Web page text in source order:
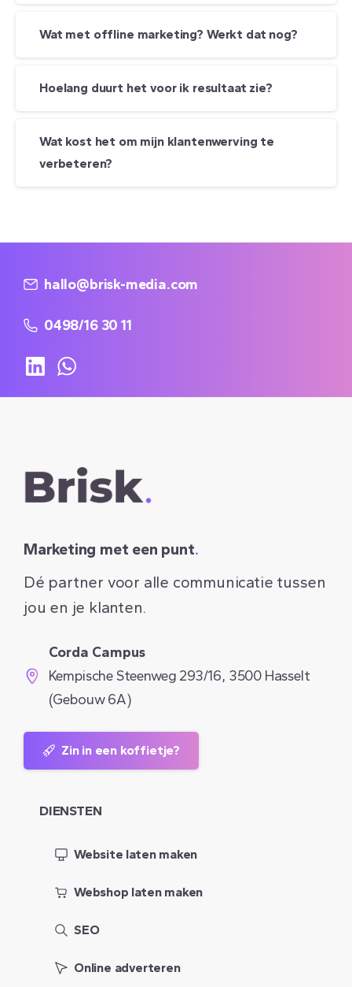
Wat met offline marketing? Werkt dat nog?
Hoelang duurt het voor ik resultaat zie?
Wat kost het om mijn klantenwerving te
verbeteren?
hallo@brisk-media.com
0498/16 30 11
Marketing met een punt.
Dé partner voor alle communicatie tussen
jou en je klanten.
Corda Campus
Kempische Steenweg 293/16, 3500 Hasselt
(Gebouw 6A)
Zin in een koffietje?
DIENSTEN
Website laten maken
Webshop laten maken
SEO
Online adverteren